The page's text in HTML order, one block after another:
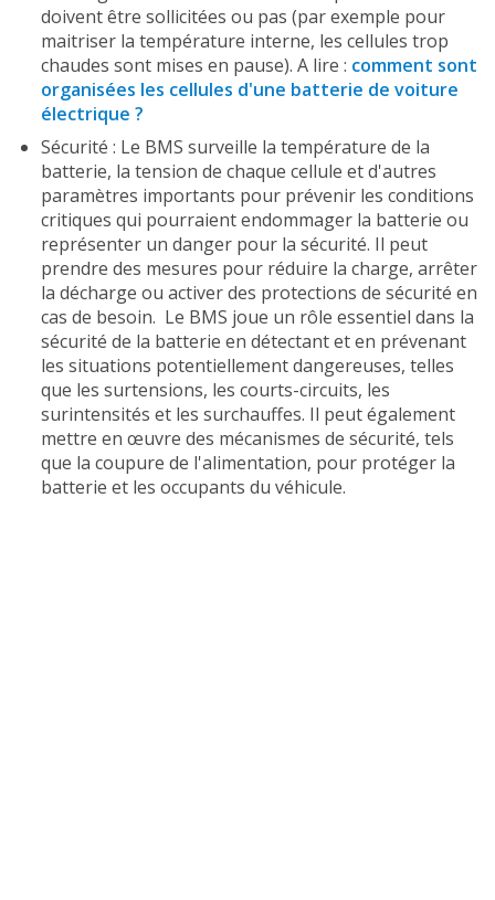
doivent être sollicitées ou pas (par exemple pour
maitriser la température interne, les cellules trop
chaudes sont mises en pause). A lire : comment sont
organisées les cellules d'une batterie de voiture
électrique ?
Sécurité : Le BMS surveille la température de la
batterie, la tension de chaque cellule et d'autres
paramètres importants pour prévenir les conditions
critiques qui pourraient endommager la batterie ou
représenter un danger pour la sécurité. Il peut
prendre des mesures pour réduire la charge, arrêter
la décharge ou activer des protections de sécurité en
cas de besoin. Le BMS joue un rôle essentiel dans la
sécurité de la batterie en détectant et en prévenant
les situations potentiellement dangereuses, telles
que les surtensions, les courts-circuits, les
surintensités et les surchauffes. Il peut également
mettre en œuvre des mécanismes de sécurité, tels
que la coupure de l'alimentation, pour protéger la
batterie et les occupants du véhicule.